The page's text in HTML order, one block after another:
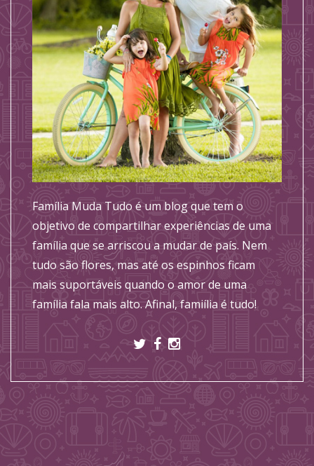
Família Muda Tudo é um blog que tem o
objetivo de compartilhar experiências de uma
família que se arriscou a mudar de país. Nem
tudo são flores, mas até os espinhos ficam
mais suportáveis quando o amor de uma
família fala mais alto. Afinal, famiília é tudo!